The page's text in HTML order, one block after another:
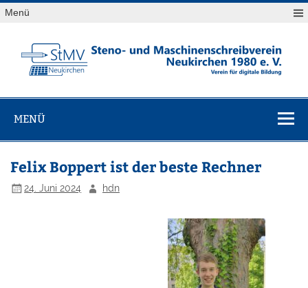
Skip
toMenü
Neukirchen
1980 e. V.
MENÜ
Felix Boppert ist der beste Rechner
24. Juni 2024 hdn